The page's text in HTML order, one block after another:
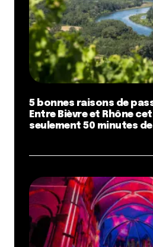
5 bonnes raisons de
Entre Bièvre et Rhône
seulement 50 minutes